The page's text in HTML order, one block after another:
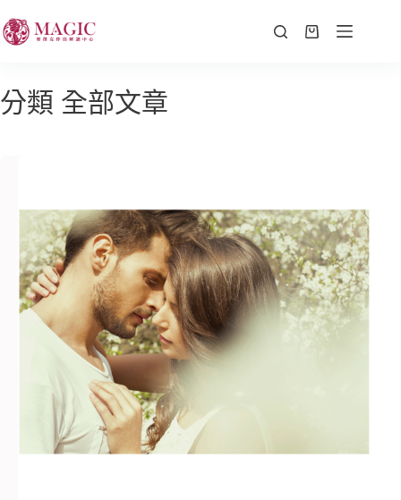
分類 全部文章